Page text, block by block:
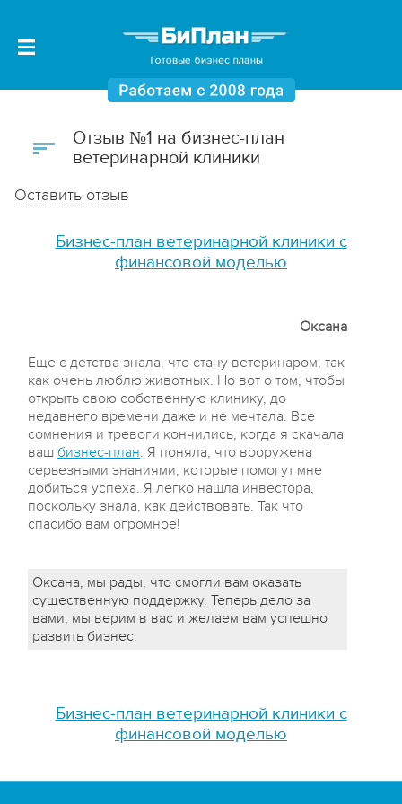
Отзыв №1 на бизнес-план
ветеринарной клиники
Оставить отзыв
Бизнес-план ветеринарной клиники с
финансовой моделью
Оксана
Еще с детства знала, что стану ветеринаром, так
как очень люблю животных. Но вот о том, чтобы
открыть свою собственную клинику, до
недавнего времени даже и не мечтала. Все
сомнения и тревоги кончились, когда я скачала
ваш бизнес-план. Я поняла, что вооружена
серьезными знаниями, которые помогут мне
добиться успеха. Я легко нашла инвестора,
поскольку знала, как действовать. Так что
спасибо вам огромное!
Оксана, мы рады, что смогли вам оказать
существенную поддержку. Теперь дело за
вами, мы верим в вас и желаем вам успешно
развить бизнес.
Бизнес-план ветеринарной клиники с
финансовой моделью